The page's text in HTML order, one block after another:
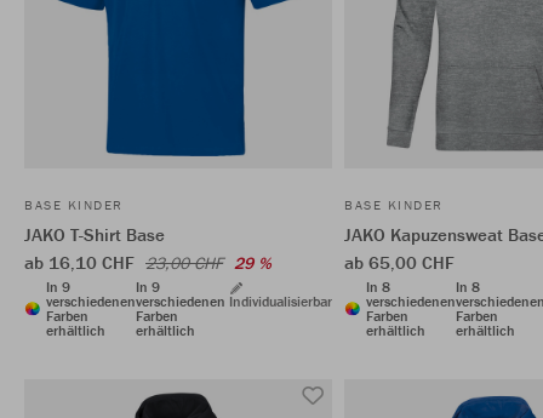
BASE KINDER
JAKO T-Shirt Base
ab 16,10 CHF 23,00 CHF 29 %
In 9
verschiedenen
Farben
erhältlich
In 9
verschiedenen
Farben
erhältlich
Individualisierbar
BASE KINDER
JAKO Kapuzensweat
ab 65,00 CHF
In 8
verschiedenen
Farben
erhältlich
In 8
Farben
erhältlich